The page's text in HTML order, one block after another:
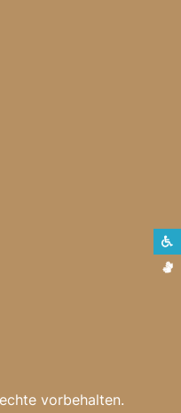
vorbehalten.